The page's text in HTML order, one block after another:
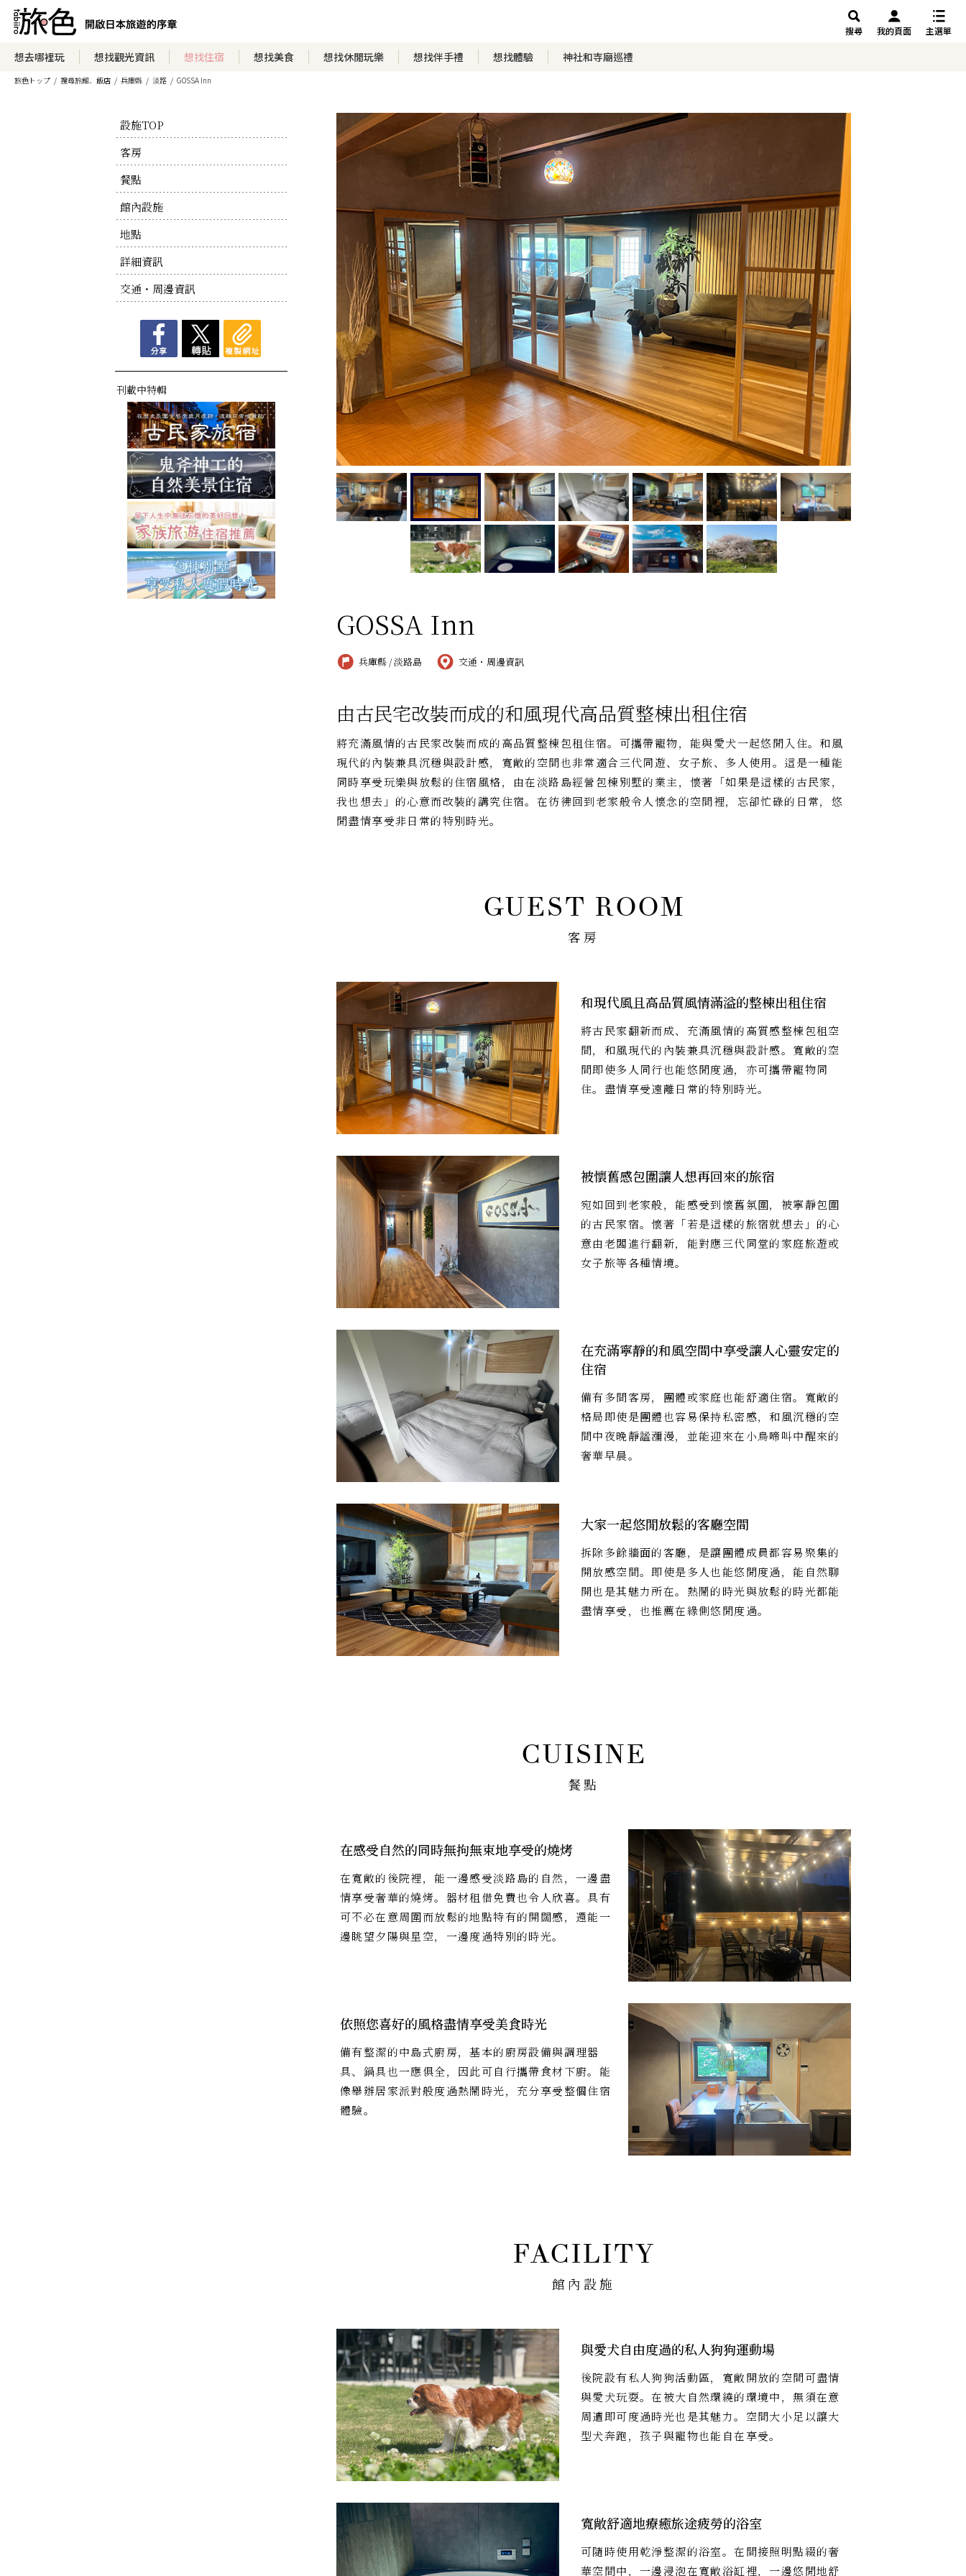
搜尋 我的頁面 主選單
想去哪裡玩 想找觀光資訊 想找住宿 想找美食 想找休閒玩樂 想找伴手禮 想找體驗 神社和寺廟巡禮
旅色トップ 搜尋旅館、飯店 兵庫縣 淡路 GOSSA Inn
設施TOP
客房
餐點
館內設施
地點
詳細資訊
交通・周邊資訊
刊載中特輯
GOSSA Inn
兵庫縣 / 淡路島 交通・周邊資訊
由古民宅改裝而成的和風現代高品質整棟出租住宿
將充滿風情的古民家改裝而成的高品質整棟包租住宿。可攜帶寵物，能與愛犬一起悠閒入住。和風
現代的內裝兼具沉穩與設計感，寬敞的空間也非常適合三代同遊、女子旅、多人使用。這是一種能
同時享受玩樂與放鬆的住宿風格，由在淡路島經營包棟別墅的業主，懷著「如果是這樣的古民家，
我也想去」的心意而改裝的講究住宿。在彷彿回到老家般令人懷念的空間裡，忘卻忙碌的日常，悠
閒盡情享受非日常的特別時光。
客房
和現代風且高品質風情滿溢的整棟出租住宿
將古民家翻新而成、充滿風情的高質感整棟包租空
間，和風現代的內裝兼具沉穩與設計感。寬敞的空
間即使多人同行也能悠閒度過，亦可攜帶寵物同
住。盡情享受遠離日常的特別時光。
被懷舊感包圍讓人想再回來的旅宿
宛如回到老家般，能感受到懷舊氛圍，被寧靜包圍
的古民家宿。懷著「若是這樣的旅宿就想去」的心
意由老闆進行翻新，能對應三代同堂的家庭旅遊或
女子旅等各種情境。
在充滿寧靜的和風空間中享受讓人心靈安定的
住宿
備有多間客房，團體或家庭也能舒適住宿。寬敞的
格局即使是團體也容易保持私密感，和風沉穩的空
間中夜晚靜謐瀰漫，並能迎來在小鳥啼叫中醒來的
奢華早晨。
大家一起悠閒放鬆的客廳空間
拆除多餘牆面的客廳，是讓團體成員都容易聚集的
開放感空間。即使是多人也能悠閒度過，能自然聊
開也是其魅力所在。熱鬧的時光與放鬆的時光都能
盡情享受，也推薦在緣側悠閒度過。
餐點
在感受自然的同時無拘無束地享受的燒烤
在寬敞的後院裡，能一邊感受淡路島的自然，一邊盡
情享受奢華的燒烤。器材租借免費也令人欣喜。具有
可不必在意周圍而放鬆的地點特有的開闊感，還能一
邊眺望夕陽與星空，一邊度過特別的時光。
依照您喜好的風格盡情享受美食時光
備有整潔的中島式廚房，基本的廚房設備與調理器
具、鍋具也一應俱全，因此可自行攜帶食材下廚。能
像舉辦居家派對般度過熱鬧時光，充分享受整個住宿
體驗。
館內設施
與愛犬自由度過的私人狗狗運動場
後院設有私人狗狗活動區，寬敞開放的空間可盡情
與愛犬玩耍。在被大自然環繞的環境中，無須在意
周遭即可度過時光也是其魅力。空間大小足以讓大
型犬奔跑，孩子與寵物也能自在享受。
寬敞舒適地療癒旅途疲勞的浴室
可隨時使用乾淨整潔的浴室。在間接照明點綴的奢
華空間中，一邊浸泡在寬敞浴缸裡，一邊悠閒地舒